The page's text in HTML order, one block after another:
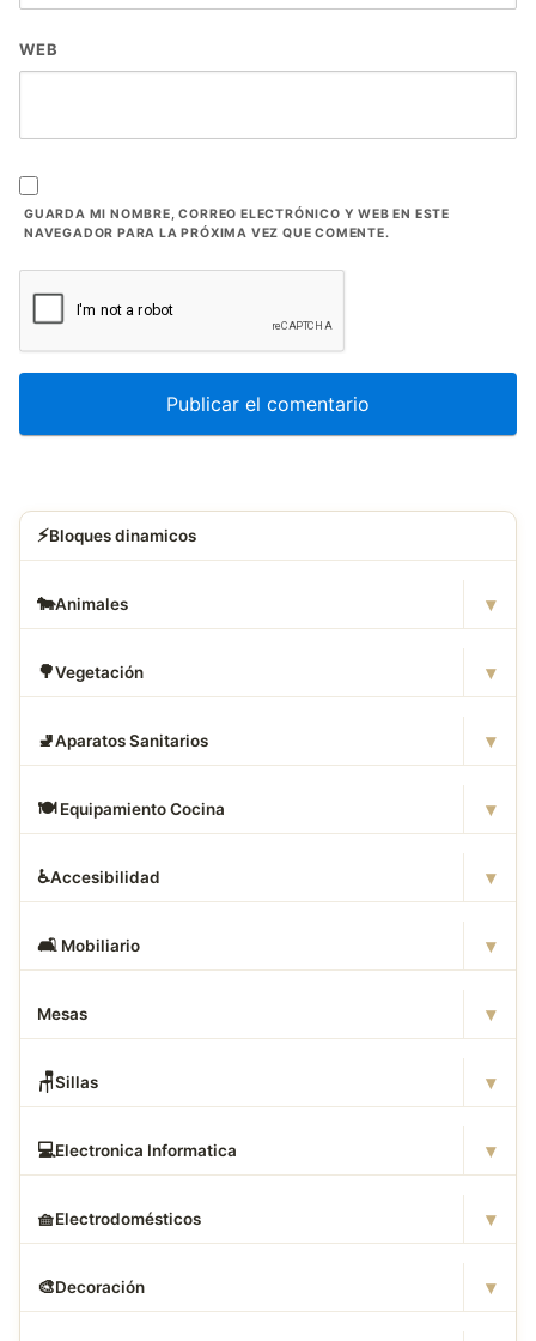
WEB
GUARDA MI NOMBRE, CORREO ELECTRÓNICO Y WEB EN ESTE
NAVEGADOR PARA LA PRÓXIMA VEZ QUE COMENTE.
⚡Bloques dinamicos
🐄Animales ▾
🌳Vegetación ▾
🚽Aparatos Sanitarios ▾
🍽️ Equipamiento Cocina ▾
♿Accesibilidad ▾
🛋 ️ Mobiliario ▾
Mesas ▾
🪑Sillas ▾
💻Electronica Informatica ▾
🧺Electrodomésticos ▾
🎨Decoración ▾